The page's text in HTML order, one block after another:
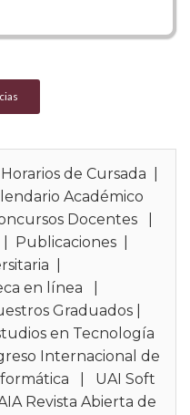
elevados niveles
sistemático para
la digitalización
estará habilitado
en la
en el análisis de
matemáticos
Horarios de Cursada
Académico
Docentes
Publicaciones
en línea
Graduados
en Tecnología
Internacional de
UAI Soft
Revista Abierta de